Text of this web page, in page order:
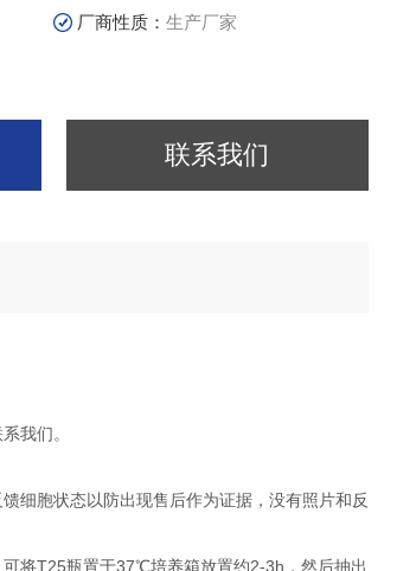
厂商性质：生产厂家
联系我们
我们。
细胞状态以防出现售后作为证据，没有照片和反
将T25瓶置于37℃培养箱放置约2-3h，然后抽出